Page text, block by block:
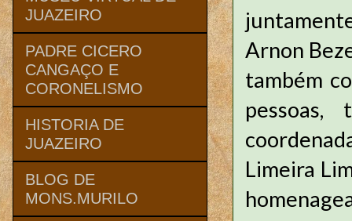
Arnon
também
Limeira
JUAZEIRO
PADRE CICERO
CANGAÇO E
CORONELISMO
HISTORIA DE
JUAZEIRO
BLOG DE
MONS.MURILO